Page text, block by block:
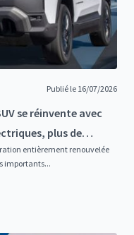
Publié le 16/07/2026
se réinvente avec
plus de
entièrement renouvelée
importants...